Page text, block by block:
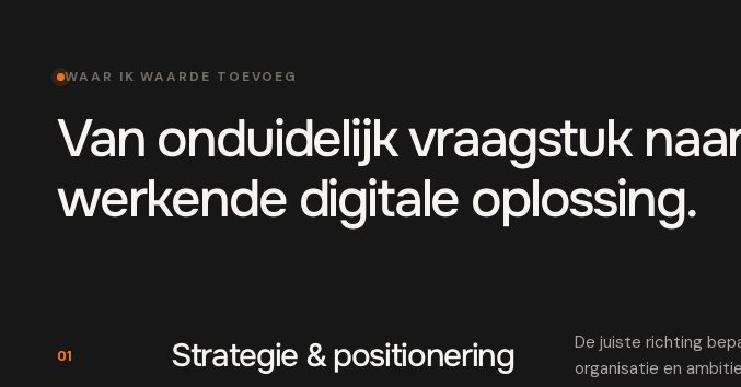
WAAR IK WAARDE TOEVOEG
Van onduidelijk vraagstuk
werkende digitale oplossing.
01 Strategie & positionering
De juiste richting
organisatie en